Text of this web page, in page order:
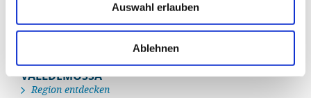
Auswahl erlauben
Ablehnen
VALLDEMOSSA
Region entdecken